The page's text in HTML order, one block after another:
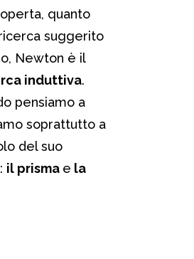
quanto
suggerito
Newton è il
induttiva.
pensiamo a
soprattutto a
del suo
il prisma e la